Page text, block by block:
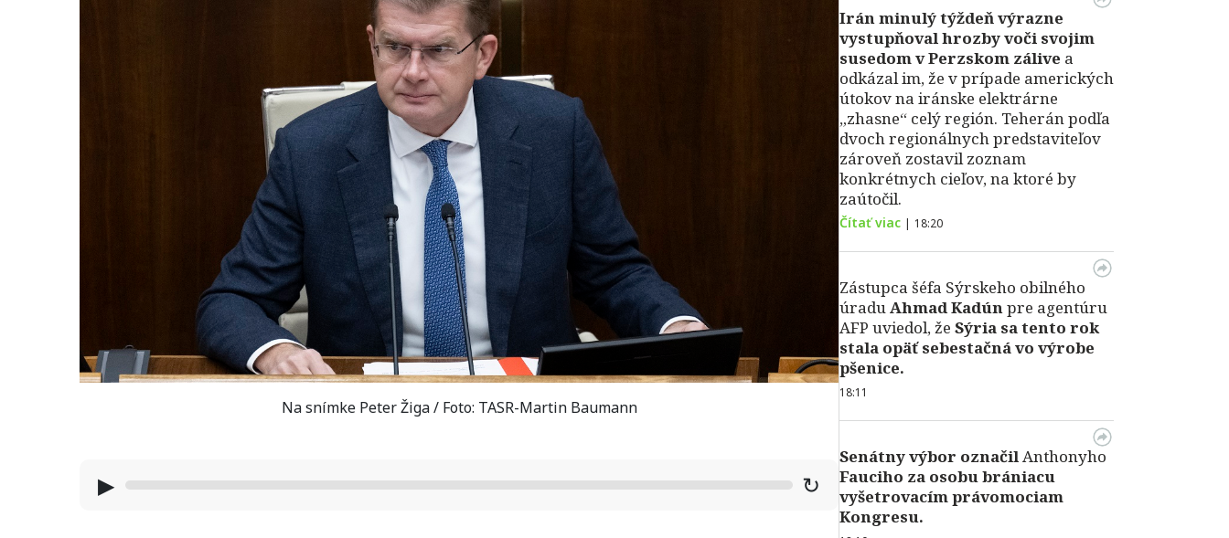
Na snímke Peter Žiga / Foto: TASR-Martin Baumann
▶ ↻
Irán minulý týždeň výrazne
vystupňoval hrozby voči svojim
susedom v Perzskom zálive a
odkázal im, že v prípade amerických
útokov na iránske elektrárne
„zhasne“ celý región. Teherán podľa
dvoch regionálnych predstaviteľov
zároveň zostavil zoznam
konkrétnych cieľov, na ktoré by
zaútočil.
Čítať viac | 18:20
Zástupca šéfa Sýrskeho obilného
úraduAhmad Kadúnpre agentúru
AFP uviedol, že Sýria sa tento rok
stala opäť sebestačná vo výrobe
pšenice.
18:11
Senátny výbor označilAnthonyho
Fauciho za osobu brániacu
vyšetrovacím právomociam
Kongresu.